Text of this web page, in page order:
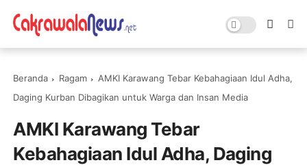
Beranda Ragam
AMKI Karawang Tebar Kebahagiaan Idul Adha,
Daging Kurban Dibagikan untuk Warga dan Insan Media
AMKI Karawang Tebar
Kebahagiaan Idul Adha, Daging